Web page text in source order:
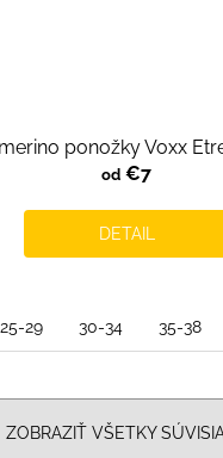
ponožky Voxx
od €7
DETAIL
25-29 30-34 35-38
ZOBRAZIŤ VŠETKY